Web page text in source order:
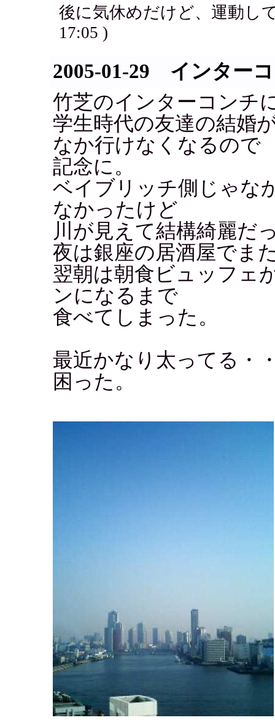
後に気休めだけど、運動し
17:05 )
2005-01-29 インター
竹芝のインターコンチ
学生時代の友達の結婚
なか行けなくなるので
記念に。
ベイブリッチ側じゃな
なかったけど
川が見えて結構綺麗だ
夜は銀座の居酒屋でま
翌朝は朝食ビュッフェ
ンになるまで
食べてしまった。
最近かなり太ってる・
困った。